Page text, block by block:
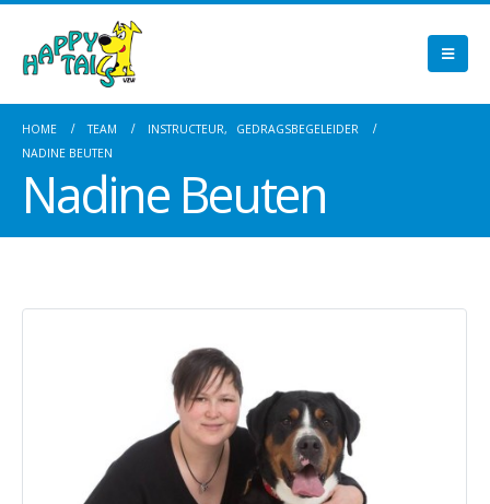
HOME TEAM INSTRUCTEUR,
GEDRAGSBEGELEIDER
NADINE BEUTEN
Nadine Beuten